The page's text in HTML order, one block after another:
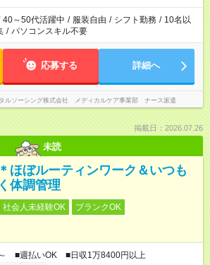
務時間。 合計で週40時間を超える場合は応募でき
40～50代活躍中 / 服装自由 / シフト勤務 / 10名以
/ パソコンスキル不要
応募する 詳細へ
ルソーシング株式会社 メディカルケア事業部 ナース派遣
掲載日：2026.07.26
未読
ほぼルーティンワーク＆いつも
体調管理
社会人未経験OK
ブランクOK
■週払いOK ■日収1万8400円以上